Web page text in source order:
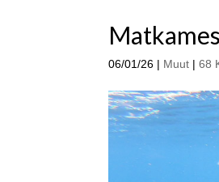
06/01/26 | Muut |68